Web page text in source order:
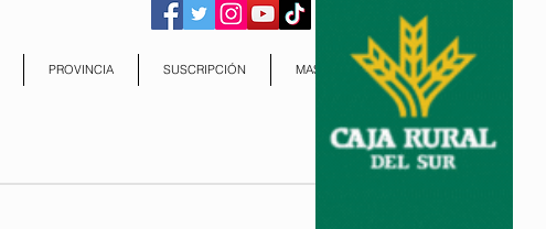
PROVINCIA SUSCRIPCIÓN MAS